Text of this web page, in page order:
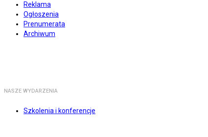
Reklama
Ogłoszenia
Prenumerata
Archiwum
NASZE WYDARZENIA
Szkolenia i konferencje